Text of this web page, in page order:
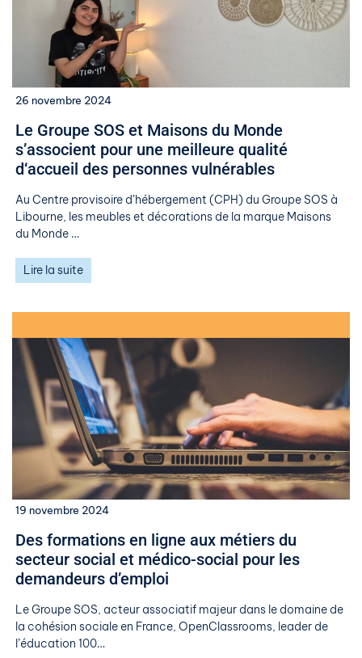
26 novembre 2024
Le ​Groupe SOS et Maisons du Monde
s’associent pour une meilleure qualité
d‘accueil des personnes vulnérables ​
Au Centre provisoire d’hébergement (CPH) du Groupe SOS à
Libourne, les meubles et décorations de la marque Maisons
du Monde …
Lire la suite
19 novembre 2024
Des formations en ligne aux métiers du
secteur social et médico-social pour les
demandeurs d’emploi
Le Groupe SOS, acteur associatif majeur dans le domaine de
la cohésion sociale en France, OpenClassrooms, leader de
l’éducation 100…